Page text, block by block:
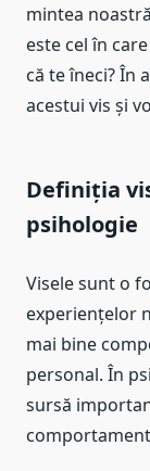
mintea
este cel în
că te îneci? În
acestui vis și
Definiția
psihologie
Visele sunt o
experiențelor
mai bine
personal. În
sursă